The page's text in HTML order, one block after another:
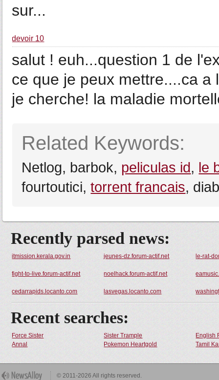
sur...
devoir 10
salut ! euh...question 1 de
ce que je peux mettre....ca
je cherche! la maladie
Related Keywords:
Netlog, barbok, peliculas id, le
fourtoutici,torrent francais,
Recently parsed news:
itmission.kerala.gov.in jeunes-dz.forum-actif.net le-rat-
fight-to-live.forum-actif.net noelhack.forum-actif.net
cedarrapids.locanto.com lasvegas.locanto.com
Recent searches:
Force Sister Sister Trample
English
Annal
Pokemon Heartgold Tamil
© 2011-2026 All rights reserved.